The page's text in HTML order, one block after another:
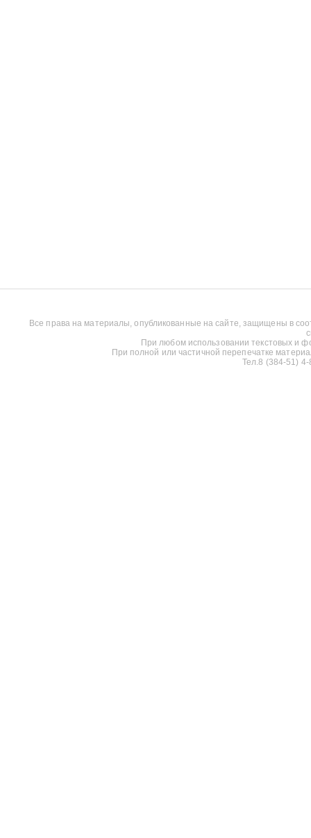
Все права на материалы, опубликованные на сайте, защищены в
При любом использовании текстовых и
При полной или частичной перепечатке
Тел.8 (384-51)